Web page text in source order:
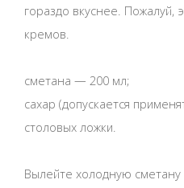
гораздо вкуснее. Пожалуй,
кремов.
сметана — 200 мл;
сахар (допускается
столовых ложки.
Вылейте холодную